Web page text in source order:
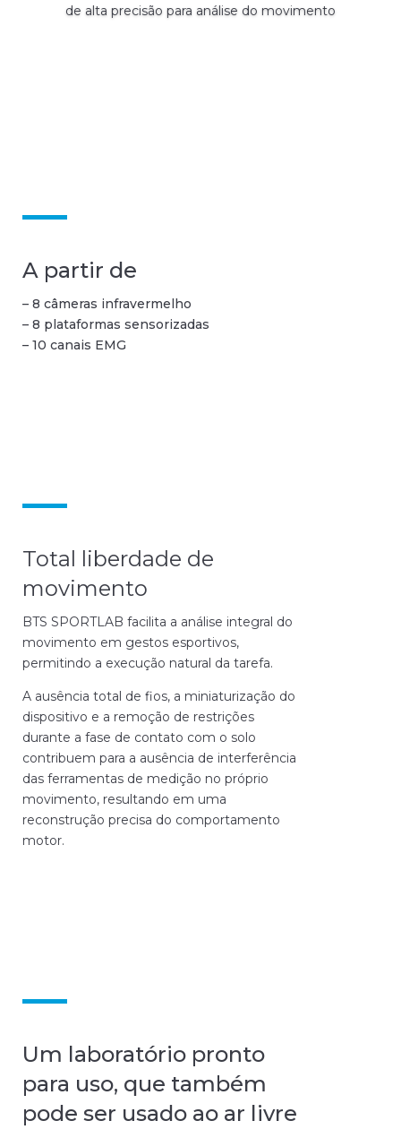
de alta precisão para análise do movimento
A partir de
– 8 câmeras infravermelho
– 8 plataformas sensorizadas
– 10 canais EMG
Total liberdade de
movimento
BTS SPORTLAB facilita a análise integral do
movimento em gestos esportivos,
permitindo a execução natural da tarefa.
A ausência total de fios, a miniaturização do
dispositivo e a remoção de restrições
durante a fase de contato com o solo
contribuem para a ausência de interferência
das ferramentas de medição no próprio
movimento, resultando em uma
reconstrução precisa do comportamento
motor.
Um laboratório pronto
para uso, que também
pode ser usado ao ar livre